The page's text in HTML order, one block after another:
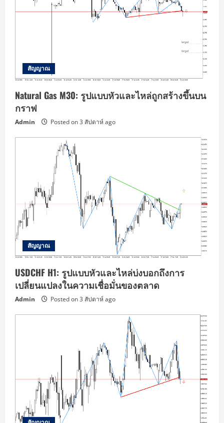
สัญญาณ
Natural Gas M30: รูปแบบหัวและไหล่ถูกสร้างขึ้นบน
กราฟ
Admin Posted on 3 สัปดาห์ ago
สัญญาณ
USDCHF H1: รูปแบบหัวและไหล่บ่งบอกถึงการ
เปลี่ยนแปลงในความเชื่อมั่นของตลาด
Admin Posted on 3 สัปดาห์ ago